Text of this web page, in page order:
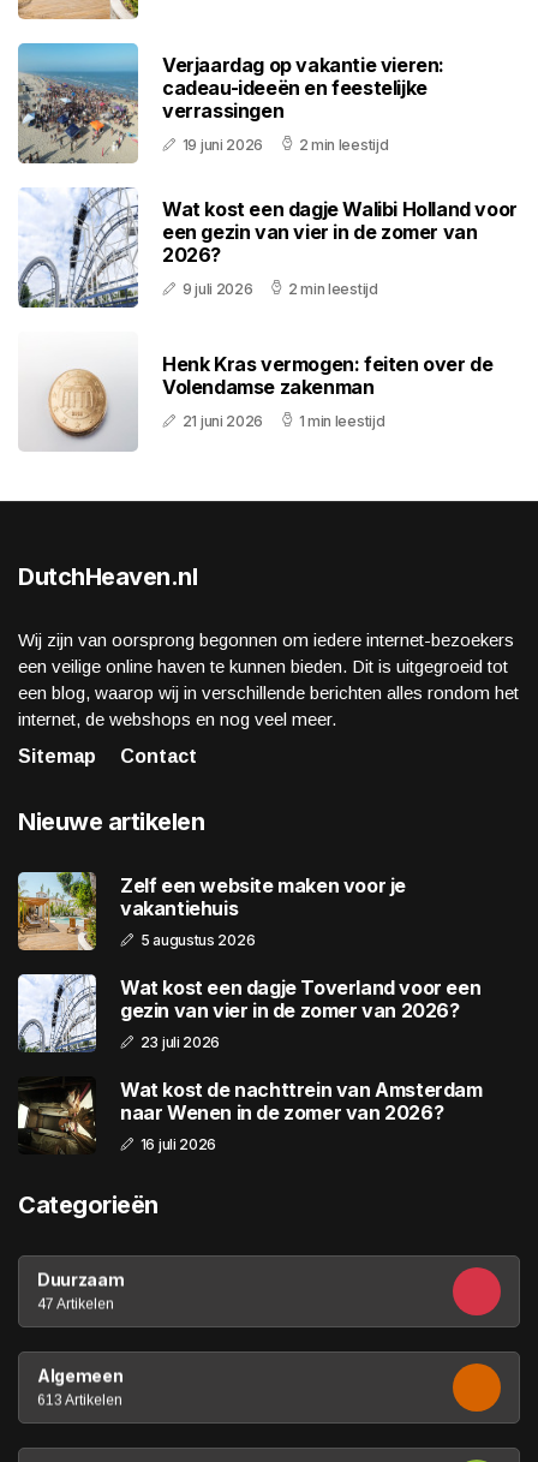
Verjaardag op vakantie vieren:
cadeau-ideeën en feestelijke
verrassingen
19 juni 2026 2 min leestijd
Wat kost een dagje Walibi Holland voor
een gezin van vier in de zomer van
2026?
9 juli 2026 2 min leestijd
Henk Kras vermogen: feiten over de
Volendamse zakenman
21 juni 2026 1 min leestijd
DutchHeaven.nl
Wij zijn van oorsprong begonnen om iedere internet-bezoekers
een veilige online haven te kunnen bieden. Dit is uitgegroeid tot
een blog, waarop wij in verschillende berichten alles rondom het
internet, de webshops en nog veel meer.
Sitemap
Contact
Nieuwe artikelen
Zelf een website maken voor je
vakantiehuis
5 augustus 2026
Wat kost een dagje Toverland voor een
gezin van vier in de zomer van 2026?
23 juli 2026
Wat kost de nachttrein van Amsterdam
naar Wenen in de zomer van 2026?
16 juli 2026
Categorieën
Duurzaam
47 Artikelen
Algemeen
613 Artikelen